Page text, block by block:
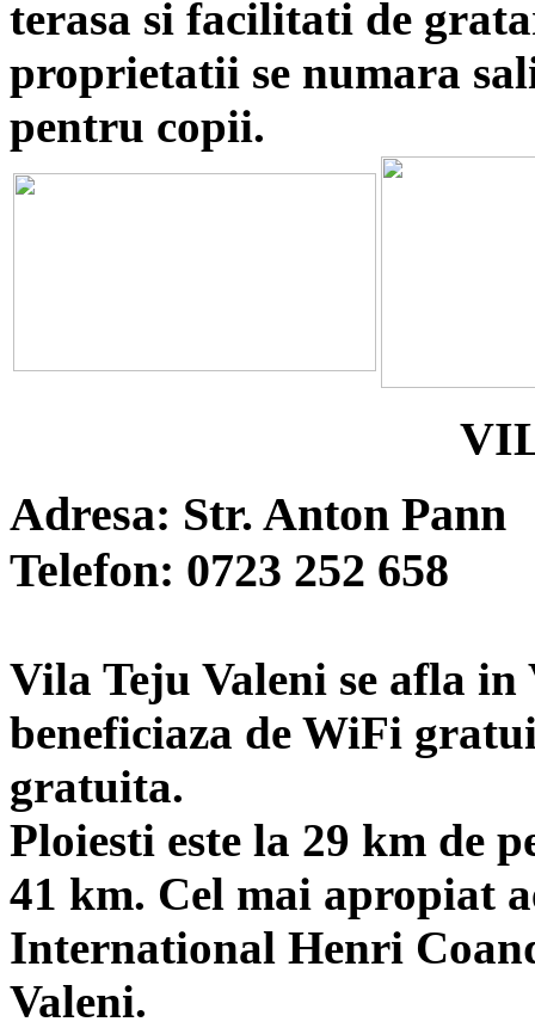
terasa si facilitati de
proprietatii se numara
pentru copii.
Adresa: Str. Anton Pann
Telefon: 0723 252 658
Vila Teju Valeni se afla
beneficiaza de WiFi
gratuita.
Ploiesti este la 29 km de
41 km. Cel mai apropiat
International Henri
Valeni.